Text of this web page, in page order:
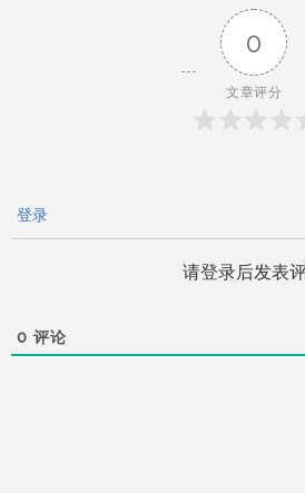
0
文章评分
登录
请登录后发表
0 评论